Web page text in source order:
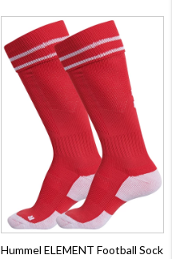
Hummel ELEMENT Football Sock